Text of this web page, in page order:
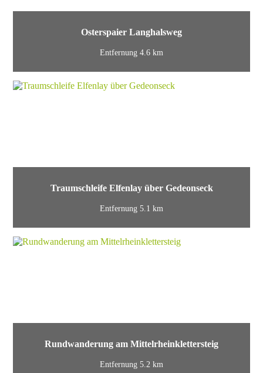
Osterspaier Langhalsweg
Entfernung 4.6 km
Traumschleife Elfenlay über Gedeonseck
Entfernung 5.1 km
Rundwanderung am Mittelrheinklettersteig
Entfernung 5.2 km